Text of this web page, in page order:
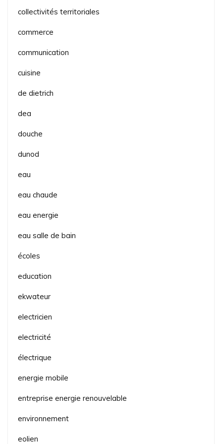
collectivités territoriales
commerce
communication
cuisine
de dietrich
dea
douche
dunod
eau
eau chaude
eau energie
eau salle de bain
écoles
education
ekwateur
electricien
electricité
électrique
energie mobile
entreprise energie renouvelable
environnement
eolien